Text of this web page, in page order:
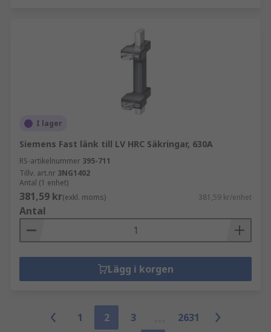
I lager
Siemens Fast länk till LV HRC Säkringar, 630A
RS-artikelnummer 395-711
Tillv. art.nr 3NG1402
Antal (1 enhet)
381,59 kr(exkl. moms) 381,59 kr/enhet
Antal
Lägg i korgen
1 2 3
2631